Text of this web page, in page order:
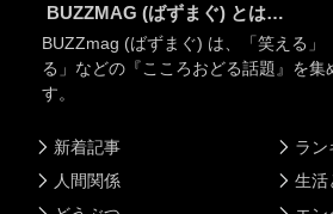
BUZZMAG (ばずまぐ) とは…
BUZZmag (ばずまぐ) は、「笑える」
る」などの『こころおどる話題』を集
す。
新着記事
人間関係
ラン
生活